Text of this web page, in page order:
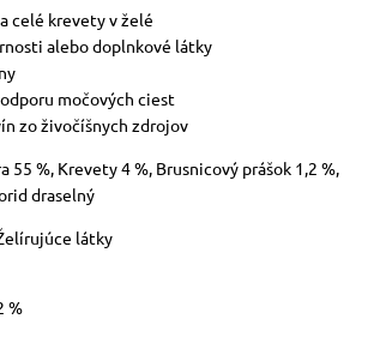
celé krevety v želé
alebo doplnkové látky
močových ciest
zo živočíšnych zdrojov
55 %, Krevety 4 %, Brusnicový prášok 1,2 %,
draselný
látky
%